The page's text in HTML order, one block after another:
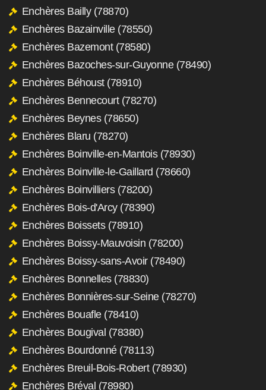
Enchères Bailly (78870)
Enchères Bazainville (78550)
Enchères Bazemont (78580)
Enchères Bazoches-sur-Guyonne (78490)
Enchères Béhoust (78910)
Enchères Bennecourt (78270)
Enchères Beynes (78650)
Enchères Blaru (78270)
Enchères Boinville-en-Mantois (78930)
Enchères Boinville-le-Gaillard (78660)
Enchères Boinvilliers (78200)
Enchères Bois-d'Arcy (78390)
Enchères Boissets (78910)
Enchères Boissy-Mauvoisin (78200)
Enchères Boissy-sans-Avoir (78490)
Enchères Bonnelles (78830)
Enchères Bonnières-sur-Seine (78270)
Enchères Bouafle (78410)
Enchères Bougival (78380)
Enchères Bourdonné (78113)
Enchères Breuil-Bois-Robert (78930)
Enchères Bréval (78980)